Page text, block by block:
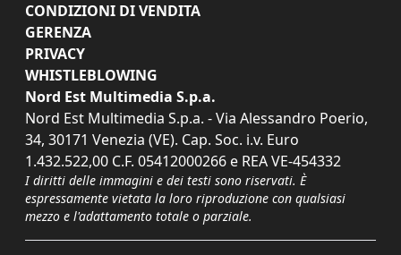
CONDIZIONI DI VENDITA
GERENZA
PRIVACY
WHISTLEBLOWING
Nord Est Multimedia S.p.a.
Nord Est Multimedia S.p.a. - Via Alessandro Poerio,
34, 30171 Venezia (VE). Cap. Soc. i.v. Euro
1.432.522,00 C.F. 05412000266 e REA VE-454332
I diritti delle immagini e dei testi sono riservati. È
espressamente vietata la loro riproduzione con qualsiasi
mezzo e l'adattamento totale o parziale.